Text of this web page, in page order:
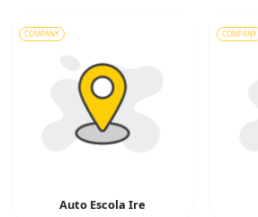
COMPANY
Auto Escola Ire
COMPANY